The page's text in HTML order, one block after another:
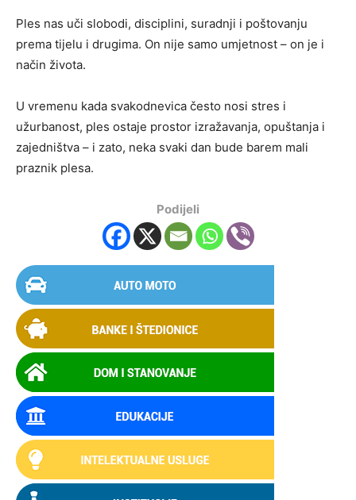
Ples nas uči slobodi, disciplini, suradnji i poštovanju
prema tijelu i drugima. On nije samo umjetnost – on je i
način života.
U vremenu kada svakodnevica često nosi stres i
užurbanost, ples ostaje prostor izražavanja, opuštanja i
zajedništva – i zato, neka svaki dan bude barem mali
praznik plesa.
Podijeli